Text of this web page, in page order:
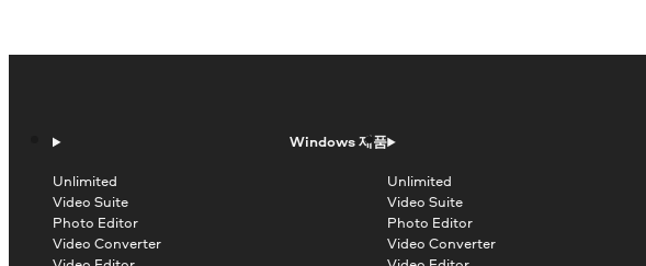
Windows 제품
Unlimited
Video Suite
Photo Editor
Video Converter
Unlimited
Video Suite
Photo Editor
Video Converter